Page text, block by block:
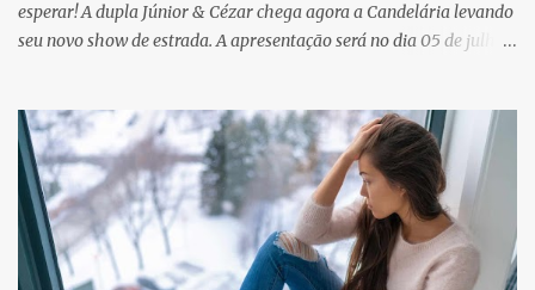
esperar! A dupla Júnior & Cézar chega agora a Candelária levando
seu novo show de estrada. A apresentação será no dia 05 de julho
barriga diferente. O projeto ‘Simplesmente’ ainda nem foi lançado
por completo e já ver o público cantando com a gente, show após
show, é algo surreal. Muita gente que nos acompanha, desde os
tempos de ‘Clone’ e ‘Golzinho Quadrado’ e, poder seguir juntos
agora, nessa caminhada com ‘Fraquinho de Aparência’, é
gratificante”, comentam os cantores. Além de rodar várias regiões